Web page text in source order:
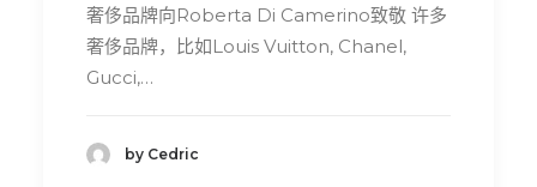
奢侈品牌向Roberta Di Camerino致敬 许多
奢侈品牌，比如Louis Vuitton, Chanel,
Gucci,…
by Cedric